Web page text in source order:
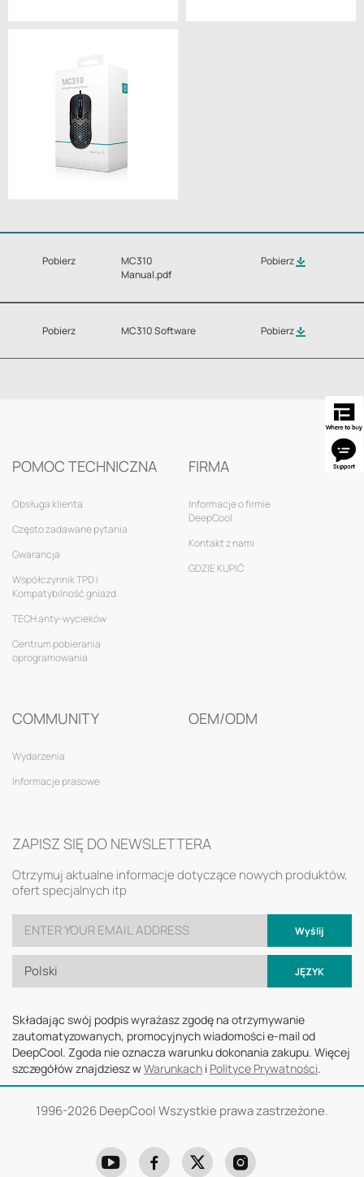
Pobierz
MC310
Manual.pdf
Pobierz
Pobierz MC310 Software Pobierz
POMOC TECHNICZNA
Obsługa klienta
Często zadawane pytania
Gwarancja
Współczynnik TPD i
Kompatybilność gniazd
TECH anty-wycieków
Centrum pobierania
oprogramowania
FIRMA
Informacje o firmie
DeepCool
Kontakt z nami
GDZIE KUPIĆ
COMMUNITY
Wydarzenia
Informacje prasowe
OEM/ODM
ZAPISZ SIĘ DO NEWSLETTERA
Otrzymuj aktualne informacje dotyczące nowych produktów,
ofert specjalnych itp
Wyślij
Polski JĘZYK
Składając swój podpis wyrażasz zgodę na otrzymywanie
zautomatyzowanych, promocyjnych wiadomości e-mail od
DeepCool. Zgoda nie oznacza warunku dokonania zakupu. Więcej
szczegółów znajdziesz wWarunkach i Polityce Prywatności.
1996-2026 DeepCool Wszystkie prawa zastrzeżone.